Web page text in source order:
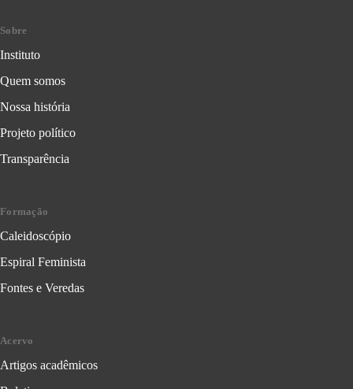
Sobre
Instituto
Quem somos
Nossa história
Projeto político
Transparência
Formação
Caleidoscópio
Espiral Feminista
Fontes e Veredas
Acervo
Artigos acadêmicos